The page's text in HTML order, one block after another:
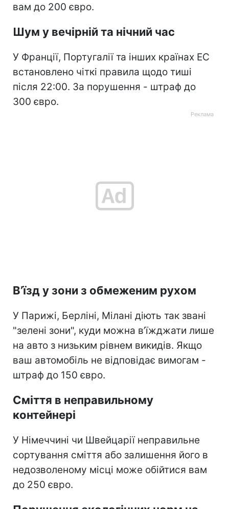
вам до 200 євро.
Шум у вечірній та нічний час
У Франції, Португалії та інших країнах ЕС
встановлено чіткі правила щодо тиші
після 22:00. За порушення - штраф до
300 євро.
В’їзд у зони з обмеженим рухом
У Парижі, Берліні, Мілані діють так звані
"зелені зони", куди можна в’їжджати лише
на авто з низьким рівнем викидів. Якщо
ваш автомобіль не відповідає вимогам -
штраф до 150 євро.
Сміття в неправильному
контейнері
У Німеччині чи Швейцарії неправильне
сортування сміття або залишення його в
недозволеному місці може обійтися вам
до 250 євро.